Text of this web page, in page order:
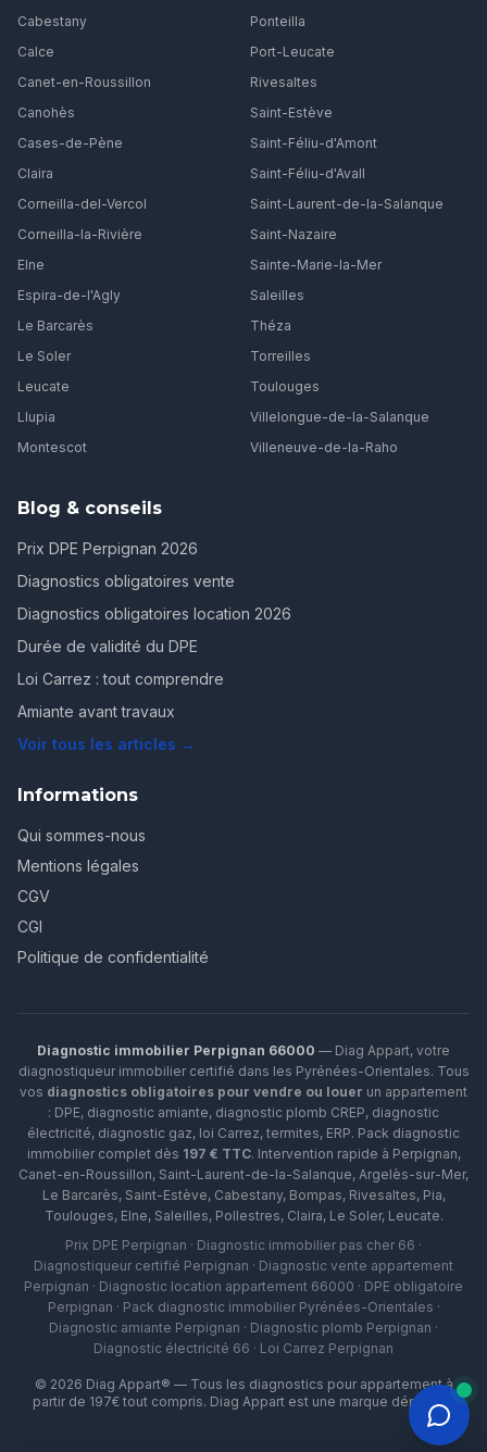
Cabestany
Calce
Canet-en-Roussillon
Canohès
Cases-de-Pène
Claira
Corneilla-del-Vercol
Corneilla-la-Rivière
Elne
Espira-de-l'Agly
Le Barcarès
Le Soler
Leucate
Llupia
Montescot
Ponteilla
Port-Leucate
Rivesaltes
Saint-Estève
Saint-Féliu-d'Amont
Saint-Féliu-d'Avall
Saint-Laurent-de-la-Salanque
Saint-Nazaire
Sainte-Marie-la-Mer
Saleilles
Théza
Torreilles
Toulouges
Villelongue-de-la-Salanque
Villeneuve-de-la-Raho
Blog & conseils
Prix DPE Perpignan 2026
Diagnostics obligatoires vente
Diagnostics obligatoires location 2026
Durée de validité du DPE
Loi Carrez : tout comprendre
Amiante avant travaux
Voir tous les articles →
Informations
Qui sommes-nous
Mentions légales
CGV
CGI
Politique de confidentialité
Diagnostic immobilier Perpignan 66000 — Diag Appart, votre
diagnostiqueur immobilier certifié dans les Pyrénées-Orientales. Tous
vos diagnostics obligatoires pour vendre ou louer un appartement
: DPE, diagnostic amiante, diagnostic plomb CREP, diagnostic
électricité, diagnostic gaz, loi Carrez, termites, ERP. Pack diagnostic
immobilier complet dès 197 € TTC. Intervention rapide à Perpignan,
Canet-en-Roussillon, Saint-Laurent-de-la-Salanque, Argelès-sur-Mer,
Le Barcarès, Saint-Estève, Cabestany, Bompas, Rivesaltes, Pia,
Toulouges, Elne, Saleilles, Pollestres, Claira, Le Soler, Leucate.
Prix DPE Perpignan · Diagnostic immobilier pas cher 66 ·
Diagnostiqueur certifié Perpignan · Diagnostic vente appartement
Perpignan · Diagnostic location appartement 66000 · DPE obligatoire
Perpignan · Pack diagnostic immobilier Pyrénées-Orientales ·
Diagnostic amiante Perpignan · Diagnostic plomb Perpignan ·
Diagnostic électricité 66 · Loi Carrez Perpignan
© 2026 Diag Appart® — Tous les diagnostics pour appartement à
partir de 197€ tout compris. Diag Appart est une marque déposée.